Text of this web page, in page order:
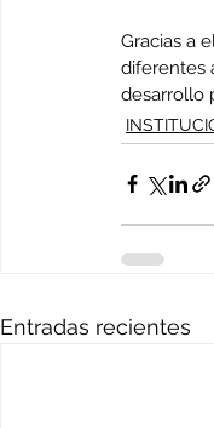
Gracias a
diferentes
desarrollo
Entradas recientes